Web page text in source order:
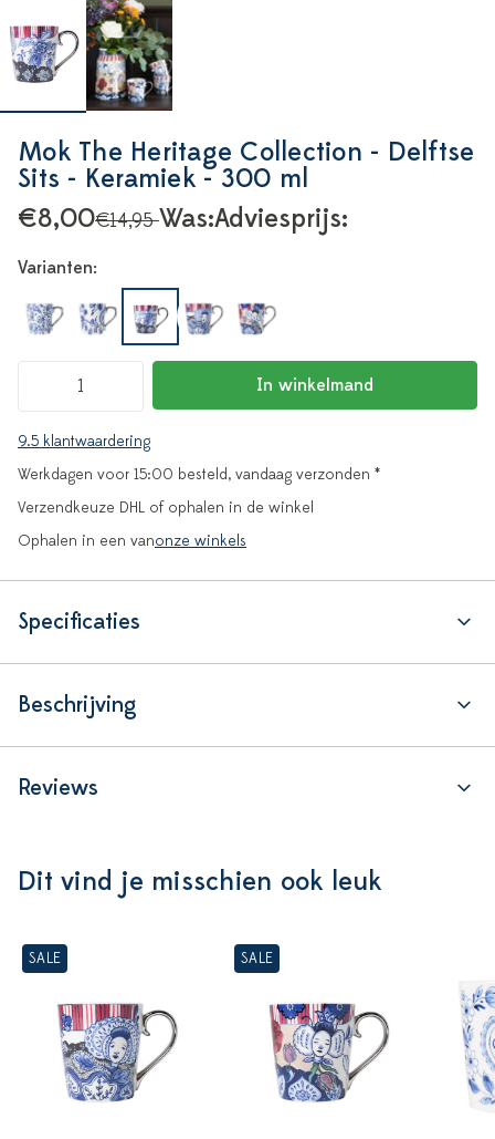
Mok The Heritage Collection - Delftse
Sits - Keramiek - 300 ml
Adviesprijs:
€14,95Was:
€8,00
Varianten:
In winkelmand
9.5 klantwaardering
Werkdagen voor 15:00 besteld, vandaag verzonden *
Verzendkeuze DHL of ophalen in de winkel
Ophalen in een vanonze winkels
Specificaties
Beschrijving
Reviews
Dit vind je misschien ook leuk
SALE SALE